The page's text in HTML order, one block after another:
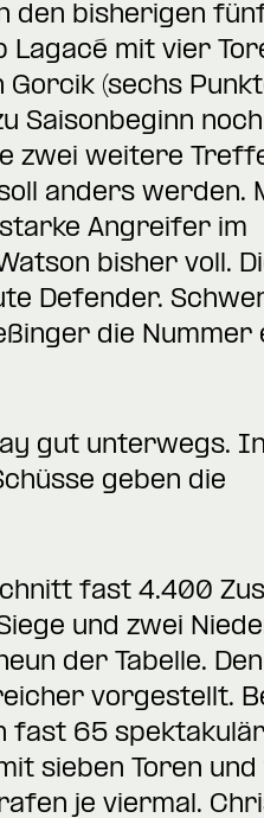
den bisherigen
mit vier
(sechs
Saisonbeginn noch
zwei weitere
anders werden.
Angreifer im
bisher voll.
Defender.
die Nummer
gut unterwegs. In
geben die
fast 4.400
und zwei
der Tabelle. Den
vorgestellt.
fast 65
sieben Toren
je viermal.